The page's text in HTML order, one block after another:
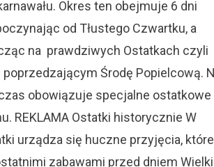
Karnawału
Okres ten obejmuje 6 dni
od Tłustego Czwartku, a
na prawdziwych Ostatkach czyli
poprzedzającym Środę Popielcową.
obowiązuje specjalne ostatkowe
REKLAMA Ostatki historycznie W
urządza się huczne przyjęcia, które
zabawami przed dniem